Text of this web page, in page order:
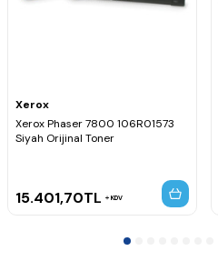
Xerox
Xerox Phaser 7800 106R01573
Siyah Orijinal Toner
15.401,70TL KDV